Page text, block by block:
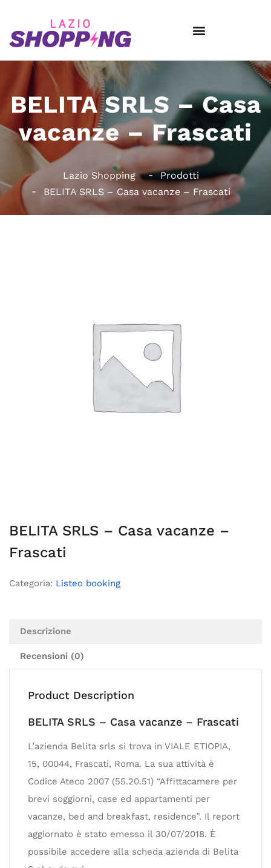
BELITA SRLS – Casa
vacanze – Frascati
Lazio Shopping
Prodotti
BELITA SRLS – Casa vacanze – Frascati
BELITA SRLS – Casa vacanze –
Frascati
Categoria: Listeo booking
Descrizione
Recensioni (0)
Product Description
BELITA SRLS – Casa vacanze – Frascati
L’azienda Belita srls si trova in VIALE ETIOPIA,
15, 00044, Frascati, Roma. La sua attività è
Codice Ateco 2007 (55.20.51) “Affittacamere per
brevi soggiorni, case ed appartamenti per
vacanze, bed and breakfast, residence”. Il report
aggiornato è stato emesso il 30/07/2018. È
possibile accedere alla scheda azienda di Belita